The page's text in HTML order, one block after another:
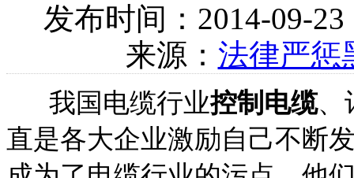
发布时间：2014-09-
来源： 法律严惩
我国电缆行业控制电缆、
直是各大企业激励自己不断